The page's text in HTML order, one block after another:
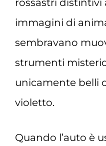
rossastri distintivi
immagini di
sembravano
strumenti
unicamente belli
violetto.
Quando l’auto è